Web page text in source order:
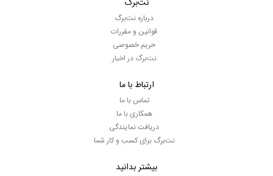
نت‌برگ
درباره نت‌برگ
قوانین و مقررات
حریم خصوصی
نت‌برگ در اخبار
ارتباط با ما
تماس با ما
همکاری با ما
دریافت نمایندگی
نت‌برگ برای کسب و کار شما
بیشتر بدانید